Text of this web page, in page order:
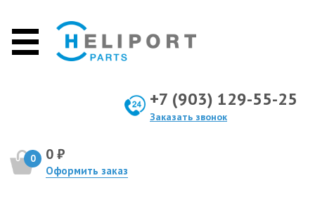
+7 (903) 129-55-25
Заказать звонок
0 0 ₽
Оформить заказ